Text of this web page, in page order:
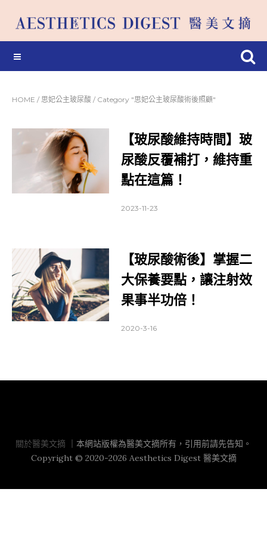
HOME / 思妃公主玻尿酸 / Category "思妃公主玻尿酸術後照顧"
【玻尿酸維持時間】玻
尿酸反覆補打，維持重
點在這篇！
2023-11-23
【玻尿酸術後】掌握二
大保養要點，讓注射效
果事半功倍！
2020-3-16
關於醫美文摘 ｜本網站版權為醫美文摘所有，引用前請先告知。
Copyright © 2020-2026 Aesthetics Digest 醫美文摘